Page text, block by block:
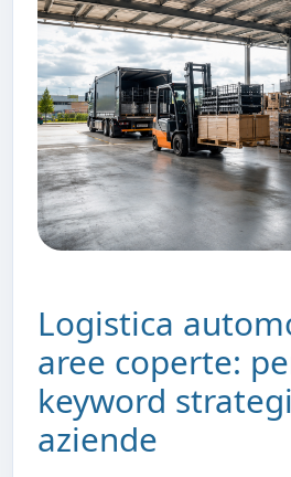
Logistica
aree coperte:
keyword
aziende